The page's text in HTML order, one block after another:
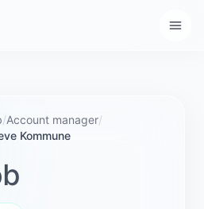
/Account manager/
Kommune